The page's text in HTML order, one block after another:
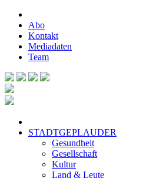
Abo
Kontakt
Mediadaten
Team
STADTGEPLAUDER
Gesundheit
Gesellschaft
Kultur
Land & Leute